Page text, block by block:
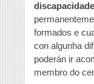
discapacidade
formados e
con algunha
poderán ir
membro do